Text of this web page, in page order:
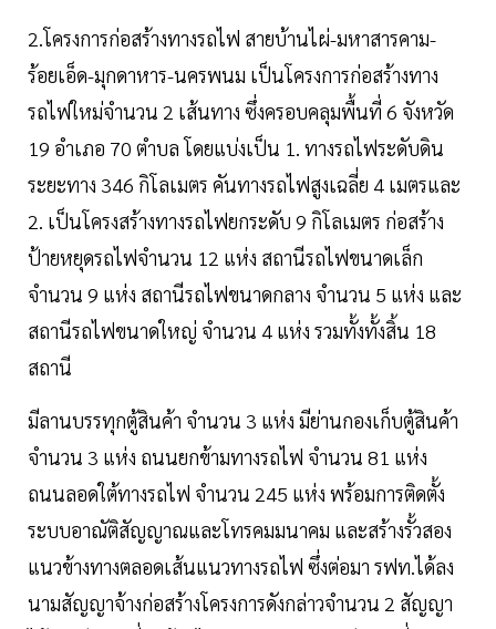
2.โครงการก่อสร้างทางรถไฟ สายบ้านไผ่-มหาสารคาม-
ร้อยเอ็ด-มุกดาหาร-นครพนม เป็นโครงการก่อสร้างทาง
รถไฟใหม่จำนวน 2 เส้นทาง ซึ่งครอบคลุมพื้นที่ 6 จังหวัด
19 อำเภอ 70 ตำบล โดยแบ่งเป็น 1. ทางรถไฟระดับดิน
ระยะทาง 346 กิโลเมตร คันทางรถไฟสูงเฉลี่ย 4 เมตรและ
2. เป็นโครงสร้างทางรถไฟยกระดับ 9 กิโลเมตร ก่อสร้าง
ป้ายหยุดรถไฟจำนวน 12 แห่ง สถานีรถไฟขนาดเล็ก
จำนวน 9 แห่ง สถานีรถไฟขนาดกลาง จำนวน 5 แห่ง และ
สถานีรถไฟขนาดใหญ่ จำนวน 4 แห่ง รวมทั้งทั้งสิ้น 18
สถานี
มีลานบรรทุกตู้สินค้า จำนวน 3 แห่ง มีย่านกองเก็บตู้สินค้า
จำนวน 3 แห่ง ถนนยกข้ามทางรถไฟ จำนวน 81 แห่ง
ถนนลอดใต้ทางรถไฟ จำนวน 245 แห่ง พร้อมการติดตั้ง
ระบบอาณัติสัญญาณและโทรคมมนาคม และสร้างรั้วสอง
แนวข้างทางตลอดเส้นแนวทางรถไฟ ซึ่งต่อมา รฟท.ได้ลง
นามสัญญาจ้างก่อสร้างโครงการดังกล่าวจำนวน 2 สัญญา